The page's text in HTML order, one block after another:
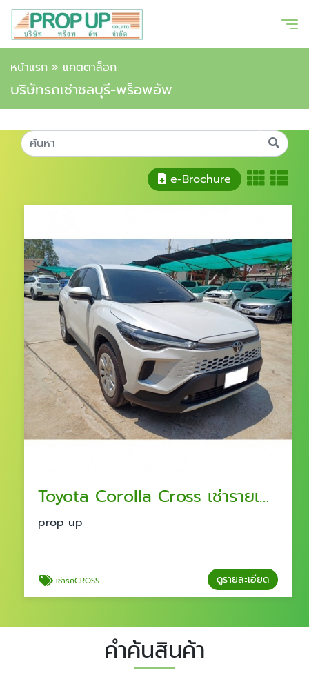
หน้าแรก » แคตตาล็อก
บริษัทรถเช่าชลบุรี-พร็อพอัพ
e-Brochure
Toyota Corolla Cross เช่ารายเดือน รายปี
prop up
เช่ารถCROSS ดูรายละเอียด
คำค้นสินค้า